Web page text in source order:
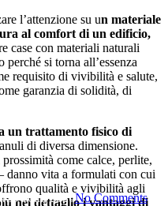
il materiale
16th, 2026No Comments
l’attenzione su un materiale
al comfort di un edificio,
case con materiali naturali
si torna all’essenza
requisito di vivibilità e salute,
garanzia di solidità, di
un trattamento fisico di
di diversa dimensione.
come calce, perlite,
danno vita a formulati con cui
qualità e vivibilità agli
nel dettaglio i vantaggi di